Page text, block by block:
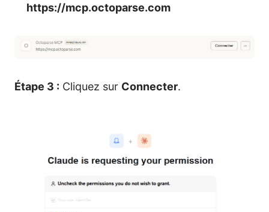
https://mcp.octoparse.com
Étape 3 : Cliquez sur Connecter.